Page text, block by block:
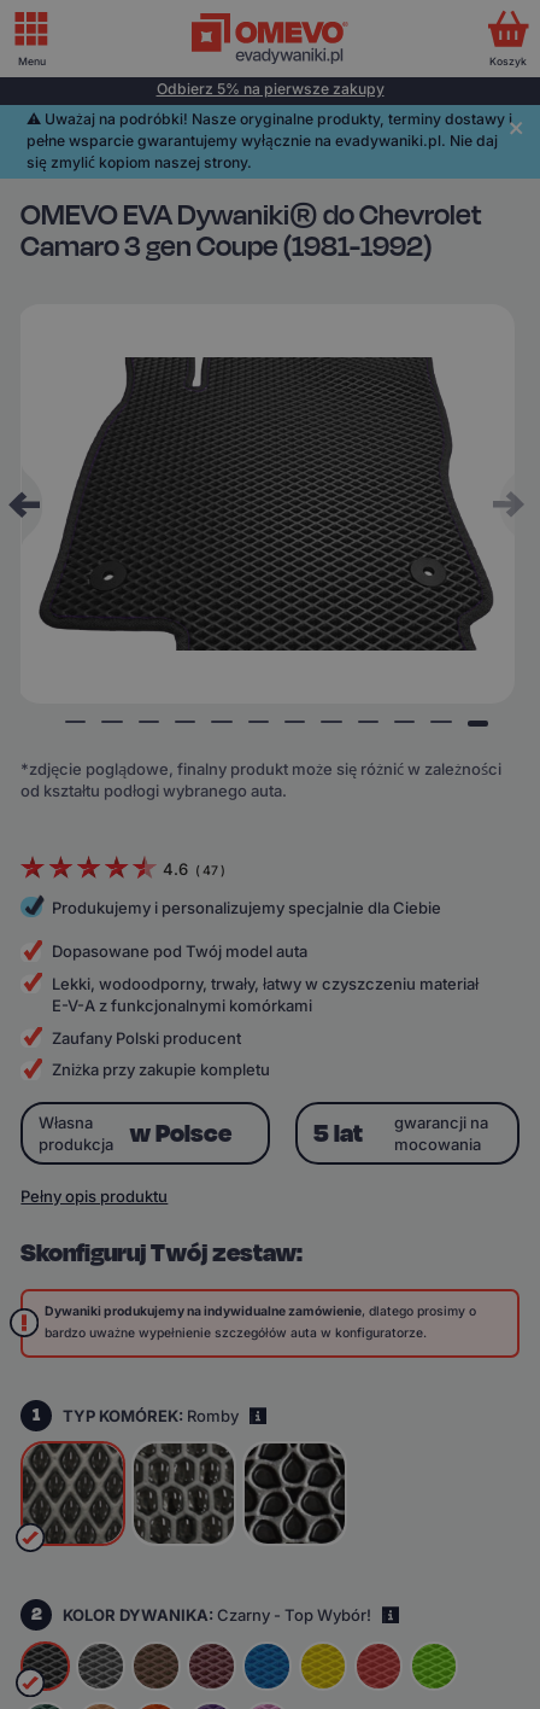
Odbierz 5% na pierwsze zakupy
⚠️️ Uważaj na podróbki! Nasze oryginalne produkty, terminy dostawy i
pełne wsparcie gwarantujemy wyłącznie na evadywaniki.pl. Nie daj
się zmylić kopiom naszej strony.
OMEVO EVA Dywaniki® do Chevrolet
Camaro 3 gen Coupe (1981-1992)
*zdjęcie poglądowe, finalny produkt może się różnić w zależności
od kształtu podłogi wybranego auta.
4.6 ( 47)
Produkujemy i personalizujemy specjalnie dla Ciebie
Dopasowane pod Twój model auta
Lekki, wodoodporny, trwały, łatwy w czyszczeniu materiał
E-V-A z funkcjonalnymi komórkami
Zaufany Polski producent
Zniżka przy zakupie kompletu
Skonfiguruj Twój zestaw:
Dywaniki produkujemy na indywidualne zamówienie, dlatego prosimy o
bardzo uważne wypełnienie szczegółów auta w konfiguratorze.
1 TYP KOMÓREK: Romby
2 KOLOR DYWANIKA:Czarny - Top Wybór!
Własna
produkcja
w Polsce 5 lat
gwarancji na
mocowania
Pełny opis produktu
Menu Koszyk